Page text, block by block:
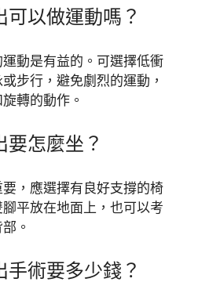
以做運動嗎？
動是有益的。可選擇低衝
步行，避免劇烈的運動，
轉的動作。
怎麼坐？
，應選擇有良好支撐的椅
平放在地面上，也可以考
。
術要多少錢？